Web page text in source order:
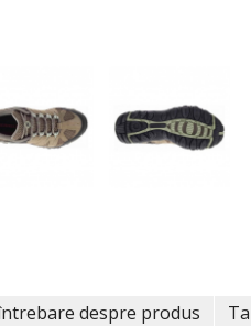
despre produs